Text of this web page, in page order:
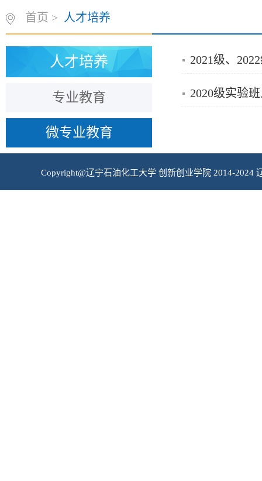
首页 > 人才培养
人才培养
专业教育
微专业教育
2021级、
2020级实验
Copyright@辽宁石油化工大学 创新创业学院 2014-2024